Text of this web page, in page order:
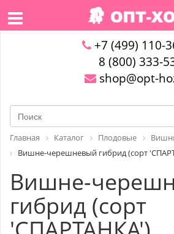
+7 (499) 110-
8 (800) 333-
shop@opt-
Главная Каталог Плодовые
Вишне-черешневый гибрид (сорт
Вишне-
гибрид (сорт